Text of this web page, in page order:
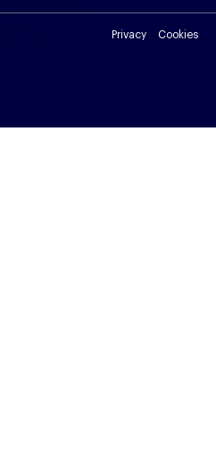
Privacy Cookies